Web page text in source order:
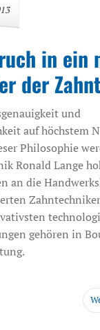
in ein
der
und
auf höchstem
Philosophie
Ronald Lange
an die
gehören in